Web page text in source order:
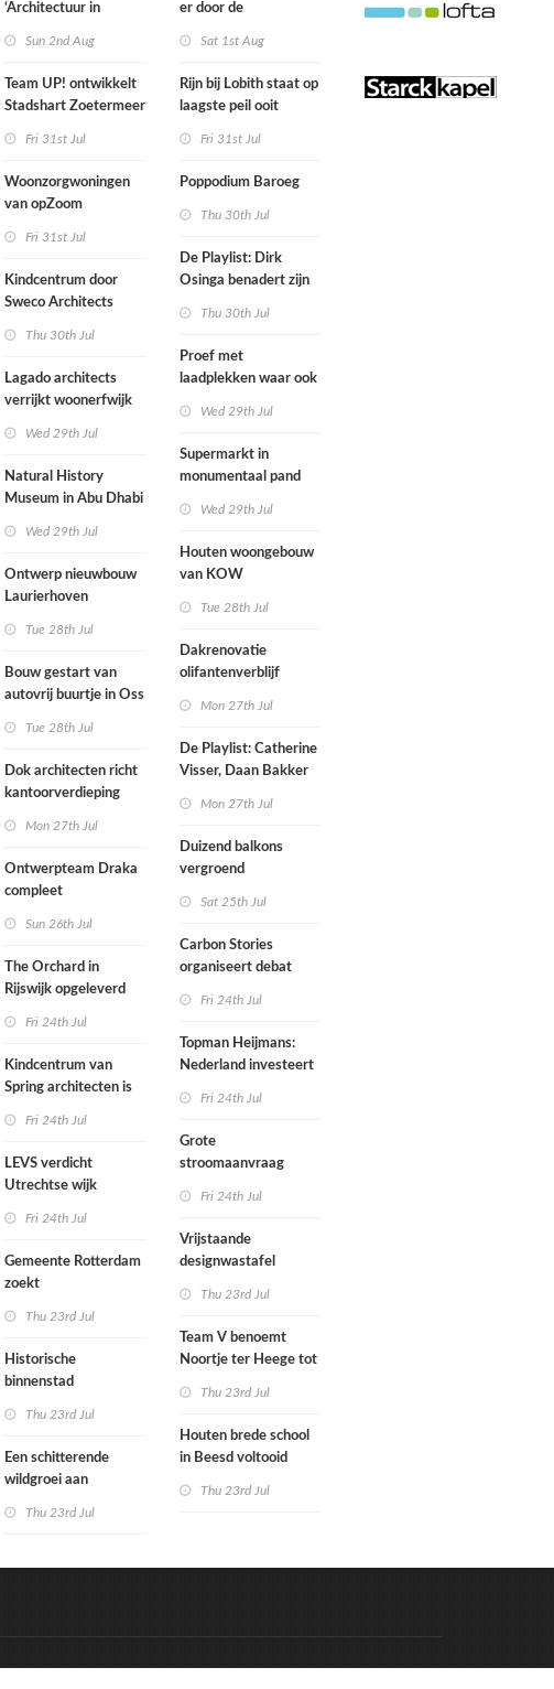
‘Architectuur in
Sun 2nd Aug
Team UP! ontwikkelt
Stadshart Zoetermeer
Fri 31st Jul
Woonzorgwoningen
van opZoom
nieuwbouw en oude
industriële panden
Fri 31st Jul
Kindcentrum door
Sweco Architects
buitenruimte samen in
hart van dorp
Thu 30th Jul
Lagado architects
verrijkt woonerfwijk
huis
Wed 29th Jul
Natural History
Museum in Abu Dhabi
Wed 29th Jul
Ontwerp nieuwbouw
Laurierhoven
Tue 28th Jul
Bouw gestart van
autovrij buurtje in Oss
Tue 28th Jul
Dok architecten richt
kantoorverdieping
hernieuwd in
Mon 27th Jul
Ontwerpteam Draka
compleet
Sun 26th Jul
The Orchard in
Rijswijk opgeleverd
Fri 24th Jul
Kindcentrum van
Spring architecten is
Fri 24th Jul
LEVS verdicht
Utrechtse wijk
Fri 24th Jul
Gemeente Rotterdam
zoekt
doorrekenen met
CO2-rekenmethode
Thu 23rd Jul
Historische
binnenstad
werelderfgoed
Thu 23rd Jul
Een schitterende
wildgroei aan
Thu 23rd Jul
er door de
anders gaan uitzien
Sat 1st Aug
Rijn bij Lobith staat op
laagste peil ooit
Fri 31st Jul
Poppodium Baroeg
Thu 30th Jul
De Playlist: Dirk
Osinga benadert zijn
Thu 30th Jul
Proef met
laadplekken waar ook
Wed 29th Jul
Supermarkt in
monumentaal pand
Wed 29th Jul
Houten woongebouw
van KOW
herontwikkeling
ziekenhuisterrein
Tue 28th Jul
Dakrenovatie
olifantenverblijf
Mon 27th Jul
De Playlist: Catherine
Visser, Daan Bakker
kamerensemble
Mon 27th Jul
Duizend balkons
vergroend
Sat 25th Jul
Carbon Stories
organiseert debat
Fri 24th Jul
Topman Heijmans:
Nederland investeert
Fri 24th Jul
Grote
stroomaanvraag
afgewezen
Fri 24th Jul
Vrijstaande
designwastafel
Thu 23rd Jul
Team V benoemt
Noortje ter Heege tot
Thu 23rd Jul
Houten brede school
in Beesd voltooid
Thu 23rd Jul